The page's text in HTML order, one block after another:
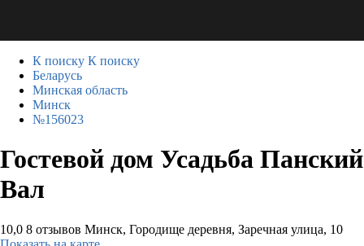
К поиску К поиску
Беларусь
Минская область
Минск
№156023
Гостевой дом Усадьба Панский
Вал
10,0 8 отзывов Минск, Городище деревня, Заречная улица, 10